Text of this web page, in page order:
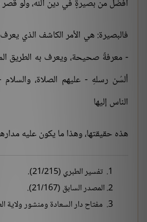
أفضل من بصيرةٍ في دين الله، ولو
فالبصيرة: هي الأمر الكاشف الذي يعرف
- معرفةً صحيحة، ويعرف به الطريق
ألسُن رسلهِ - عليهم الصلاة،
الناس إليها
هذه حقيقتها، وهذا ما يكون عليه
تفسير الطبري (21/215).
المصدر السابق (21/167).
مفتاح دار السعادة ومنشور ولاية العلم